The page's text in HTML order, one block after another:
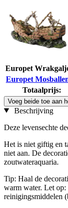
Europet
Europet
Totaalprijs:
Voeg beide toe aan
Beschrijving
Deze levensechte
Het is niet giftig en
niet aan. De
zoutwateraquaria.
Tip: Haal de
warm water. Let op:
reinigingsmiddelen